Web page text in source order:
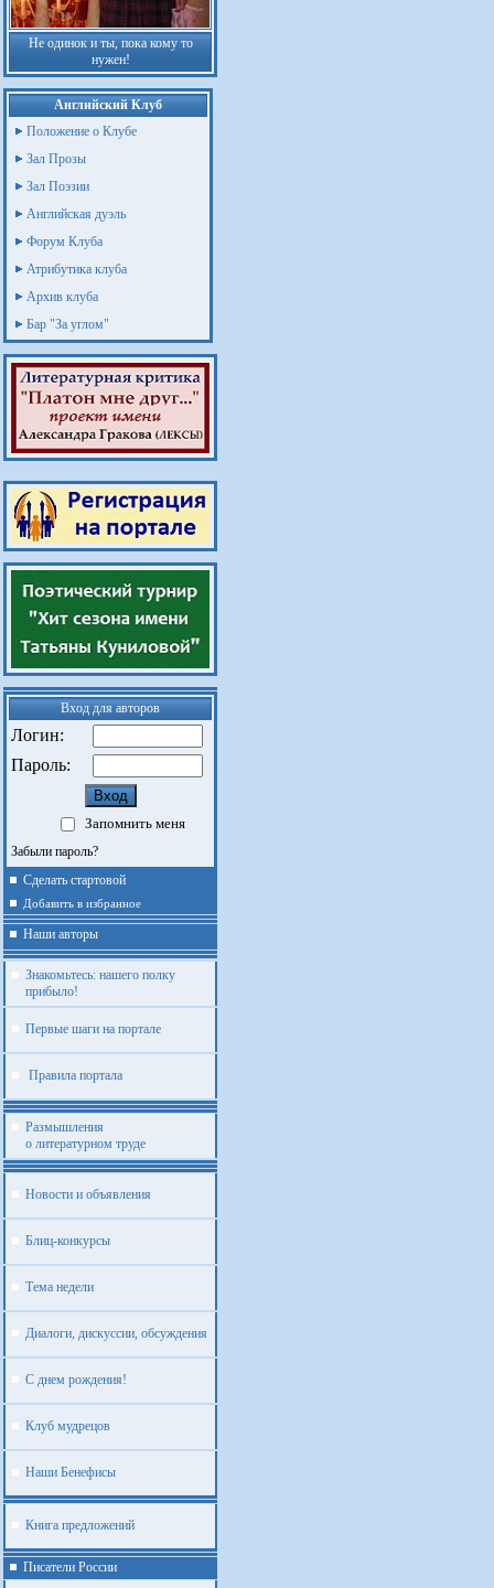
Не одинок и ты, пока кому то
нужен!
Английский Клуб
Положение о Клубе
Зал Прозы
Зал Поэзии
Английская дуэль
Форум Клуба
Атрибутика клуба
Архив клуба
Бар "За углом"
Вход для авторов
Логин:
Пароль:
Запомнить меня
Забыли пароль?
Сделать стартовой
Добавить в избранное
Наши авторы
Знакомьтесь: нашего полку
прибыло!
Первые шаги на портале
Правила портала
Размышления
о литературном труде
Новости и объявления
Блиц-конкурсы
Тема недели
Диалоги, дискуссии, обсуждения
С днем рождения!
Клуб мудрецов
Наши Бенефисы
Книга предложений
Писатели России